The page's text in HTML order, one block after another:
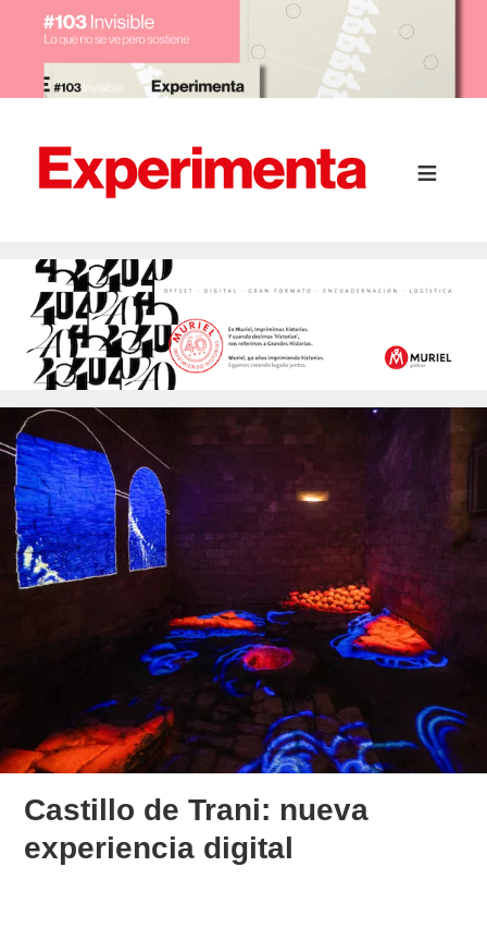
Castillo de Trani: nueva
experiencia digital